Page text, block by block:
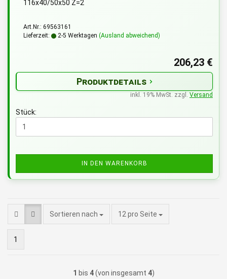
116x40/50x50 Z=2
Art.Nr.: 69563161
Lieferzeit:
2-5 Werktagen (Ausland abweichend)
206,23 €
Produktdetails
inkl. 19% MwSt. zzgl. Versand
Stück:
IN DEN WARENKORB
Sortieren nach 12 pro Seite
pro Seite
1
1 bis 4(von insgesamt 4)